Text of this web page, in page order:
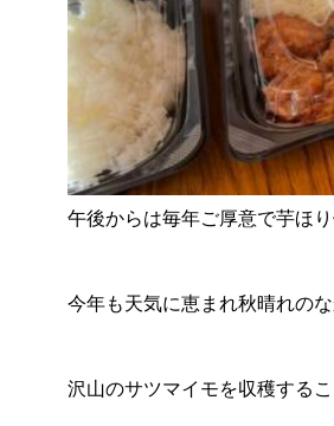
午後からは毎年ご厚意で芋ほ
今年も天気に恵まれ秋晴れの
沢山のサツマイモを収穫する